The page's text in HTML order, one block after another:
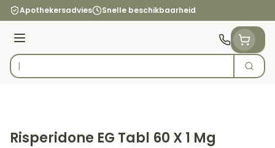
Ga naar de inhoud
Apothekersadvies Snelle beschikbaarheid
Menu
Product, merk, categorie...
Zoek
Risperidone EG Tabl 60 X 1 Mg